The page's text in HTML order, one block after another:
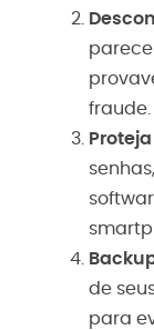
fraude.
de
para